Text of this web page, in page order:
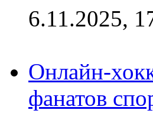
6.11.2025,
Онлайн-
фанатов